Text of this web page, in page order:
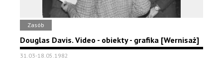
Zasób
Douglas Davis. Video - obiekty - grafika [Wernisaż]
31.03-18.05.1982